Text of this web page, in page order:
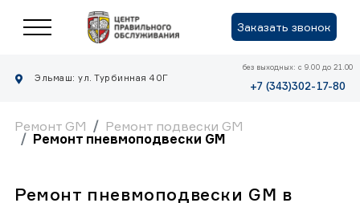
Заказать звонок
Эльмаш: ул. Турбинная 40Г
без выходных: с 9.00 до 21.00
+7 (343)302-17-80
Ремонт GM
Ремонт подвески GM
Ремонт пневмоподвески GM
Ремонт пневмоподвески GM в